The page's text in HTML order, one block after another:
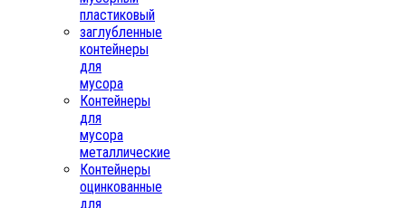
пластиковый
заглубленные
контейнеры
для
мусора
Контейнеры
для
мусора
металлические
Контейнеры
оцинкованные
для